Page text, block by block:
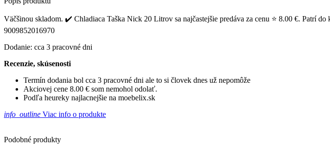
Väčšinou skladom. ✔️ Chladiaca Taška Nick 20 Litrov sa najčastejšie predáva za cenu ⭐ 8.00 €. Patrí
9009852016970
Dodanie: cca 3 pracovné dni
Recenzie, skúsenosti
Termín dodania bol cca 3 pracovné dni ale to si človek dnes už nepomôže
Akciovej cene 8.00 € som nemohol odolať.
Podľa heureky najlacnejšie na moebelix.sk
info_outline Viac info o produkte
Podobné produkty